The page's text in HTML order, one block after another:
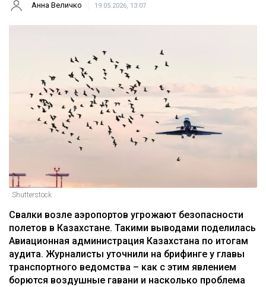
Анна Величко 19.05.2026, 13:07
Shutterstock
Свалки возле аэропортов угрожают безопасности
полетов в Казахстане. Такими выводами поделилась
Авиационная администрация Казахстана по итогам
аудита. Журналисты уточнили на брифинге у главы
транспортного ведомства – как с этим явлением
борются воздушные гавани и насколько проблема